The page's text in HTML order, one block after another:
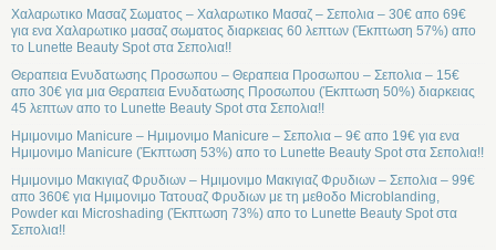
Χαλαρωτικο Μασαζ Σωματος – Χαλαρωτικο Μασαζ – Σεπολια – 30€ απο 69€
για ενα Χαλαρωτικο μασαζ σωματος διαρκειας 60 λεπτων (Έκπτωση 57%) απο
το Lunette Beauty Spot στα Σεπολια!!
Θεραπεια Ενυδατωσης Προσωπου – Θεραπεια Προσωπου – Σεπολια – 15€
απο 30€ για μια Θεραπεια Ενυδατωσης Προσωπου (Έκπτωση 50%) διαρκειας
45 λεπτων απο το Lunette Beauty Spot στα Σεπολια!!
Ημιμονιμο Manicure – Ημιμονιμο Manicure – Σεπολια – 9€ απο 19€ για ενα
Ημιμονιμο Manicure (Έκπτωση 53%) απο το Lunette Beauty Spot στα Σεπολια!!
Ημιμονιμο Μακιγιαζ Φρυδιων – Ημιμονιμο Μακιγιαζ Φρυδιων – Σεπολια – 99€
απο 360€ για Ημιμονιμο Τατουαζ Φρυδιων με τη μεθοδο Microblanding,
Powder και Microshading (Έκπτωση 73%) απο το Lunette Beauty Spot στα
Σεπολια!!